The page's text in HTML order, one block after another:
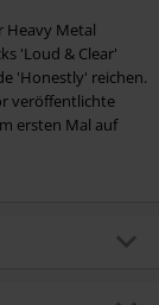
Heavy Metal
'Loud & Clear'
'Honestly' reichen.
veröffentlichte
ersten Mal auf